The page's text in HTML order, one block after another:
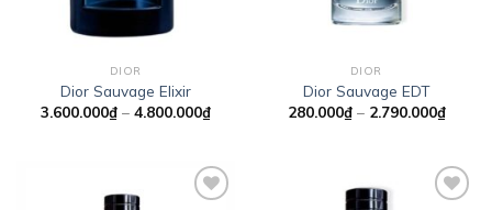
DIOR
Dior Sauvage Elixir
3.600.000₫ – 4.800.000₫Khoảng
đến
4.800.000₫
DIOR
Dior Sauvage EDT
280.000₫ – 2.790.000₫
giá:
đến